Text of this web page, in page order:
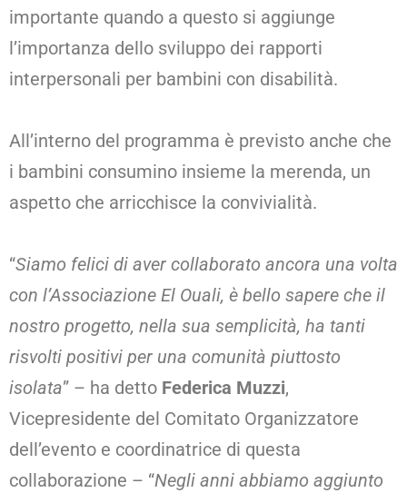
importante quando a questo si aggiunge
l’importanza dello sviluppo dei rapporti
interpersonali per bambini con disabilità.
All’interno del programma è previsto anche che
i bambini consumino insieme la merenda, un
aspetto che arricchisce la convivialità.
“Siamo felici di aver collaborato ancora una volta
con l’Associazione El Ouali, è bello sapere che il
nostro progetto, nella sua semplicità, ha tanti
risvolti positivi per una comunità piuttosto
isolata” – ha detto Federica Muzzi,
Vicepresidente del Comitato Organizzatore
dell’evento e coordinatrice di questa
collaborazione – “Negli anni abbiamo aggiunto